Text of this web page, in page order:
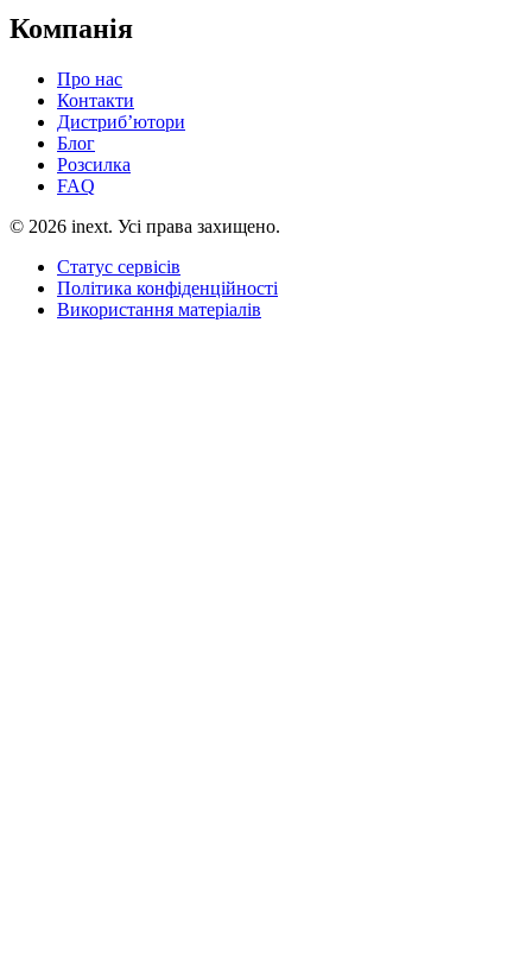
Компанія
Про нас
Контакти
Дистриб’ютори
Блог
Розсилка
FAQ
© 2026 inext. Усі права захищено.
Статус сервісів
Політика конфіденційності
Використання матеріалів